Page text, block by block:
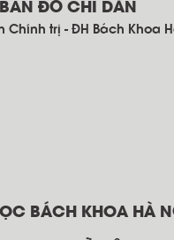
BẢN ĐỒ CHỈ DẪN
Chính trị - ĐH Bách Khoa
BÁCH KHOA HÀ